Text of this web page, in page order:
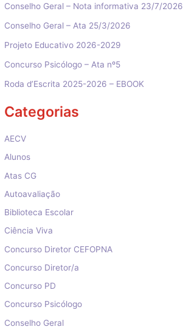
Conselho Geral – Nota informativa 23/7/2026
Conselho Geral – Ata 25/3/2026
Projeto Educativo 2026-2029
Concurso Psicólogo – Ata nº5
Roda d’Escrita 2025-2026 – EBOOK
Categorias
AECV
Alunos
Atas CG
Autoavaliação
Biblioteca Escolar
Ciência Viva
Concurso Diretor CEFOPNA
Concurso Diretor/a
Concurso PD
Concurso Psicólogo
Conselho Geral